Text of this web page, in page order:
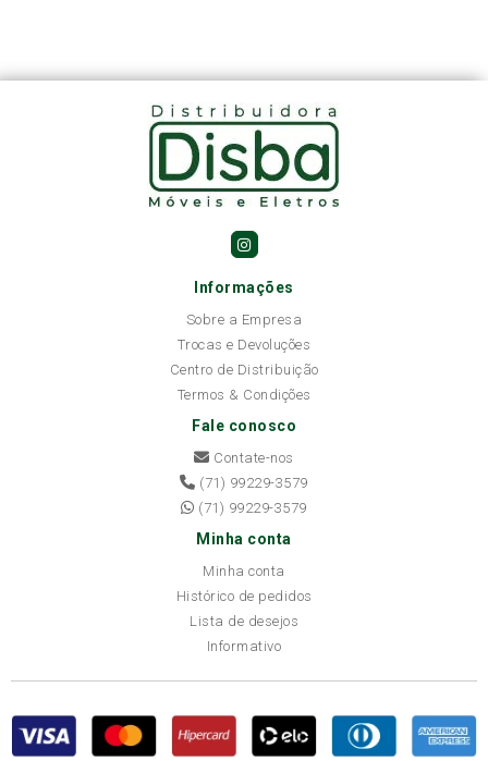
Informações
Sobre a Empresa
Trocas e Devoluções
Centro de Distribuição
Termos & Condições
Fale conosco
Contate-nos
(71) 99229-3579
(71) 99229-3579
Minha conta
Minha conta
Histórico de pedidos
Lista de desejos
Informativo